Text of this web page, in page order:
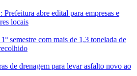
Prefeitura abre edital para empresas e
locais
1º semestre com mais de 1,3 tonelada de
de drenagem para levar asfalto novo ao